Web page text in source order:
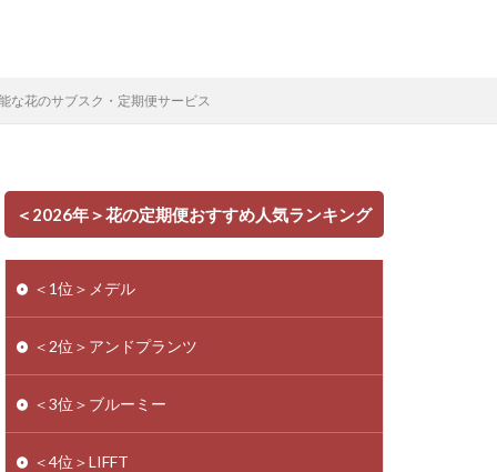
な花のサブスク・定期便サービス
＜2026年＞花の定期便おすすめ人気ランキング
＜1位＞メデル
＜2位＞アンドプランツ
＜3位＞ブルーミー
＜4位＞LIFFT